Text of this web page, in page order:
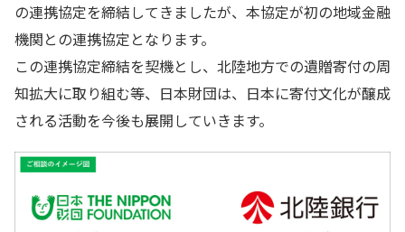
の連携協定を締結してきましたが、本協定が初の地域金融
機関との連携協定となります。
この連携協定締結を契機とし、北陸地方での遺贈寄付の周
知拡大に取り組む等、日本財団は、日本に寄付文化が醸成
される活動を今後も展開していきます。